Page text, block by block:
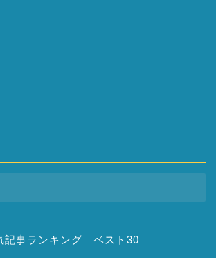
記事ランキング ベスト30